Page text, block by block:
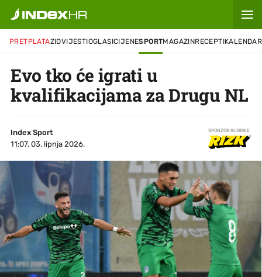
PRETPLATAZIDVIJESTIOGLASICIJENESPORTMAGAZINRECEPTIKALENDAR
Evo tko će igrati u
kvalifikacijama za Drugu NL
Index Sport
11:07, 03. lipnja 2026.
SPONZOR RUBRIKE